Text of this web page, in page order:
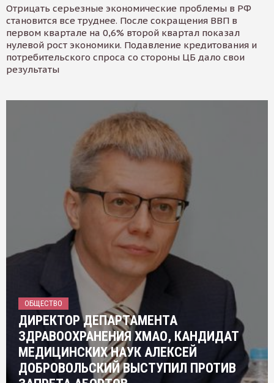
Отрицать серьезные экономические проблемы в РФ
становится все труднее. После сокращения ВВП в
первом квартале на 0,6% второй квартал показал
нулевой рост экономики. Подавление кредитования и
потребительского спроса со стороны ЦБ дало свои
результаты
ОБЩЕСТВО
ДИРЕКТОР ДЕПАРТАМЕНТА
ЗДРАВООХРАНЕНИЯ ХМАО, КАНДИДАТ
МЕДИЦИНСКИХ НАУК АЛЕКСЕЙ
ДОБРОВОЛЬСКИЙ ВЫСТУПИЛ ПРОТИВ